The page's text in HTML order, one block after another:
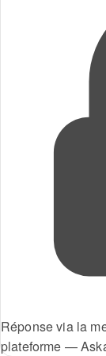
Réponse via la
plateforme —